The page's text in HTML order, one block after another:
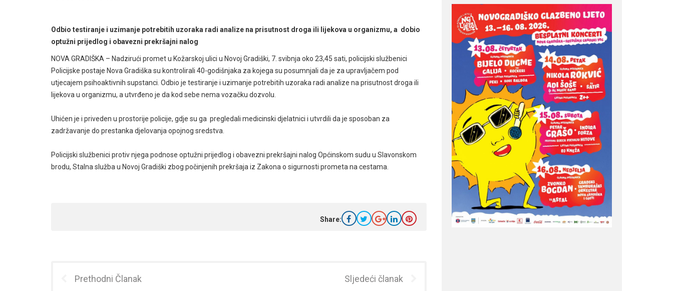
Odbio testiranje i uzimanje potrebitih uzoraka radi analize na prisutnost droga ili lijekova u organizmu, a dobio
optužni prijedlog i obavezni prekršajni nalog
NOVA GRADIŠKA – Nadzirući promet u Kožarskoj ulici u Novoj Gradiški, 7. svibnja oko 23,45 sati, policijski službenici
Policijske postaje Nova Gradiška su kontrolirali 40-godišnjaka za kojega su posumnjali da je za upravljačem pod
utjecajem psihoaktivnih supstanci. Odbio je testiranje i uzimanje potrebitih uzoraka radi analize na prisutnost droga ili
lijekova u organizmu, a utvrđeno je da kod sebe nema vozačku dozvolu.
Uhićen je i priveden u prostorije policije, gdje su ga pregledali medicinski djelatnici i utvrdili da je sposoban za
zadržavanje do prestanka djelovanja opojnog sredstva.
Policijski službenici protiv njega podnose optužni prijedlog i obavezni prekršajni nalog Općinskom sudu u Slavonskom
brodu, Stalna služba u Novoj Gradiški zbog počinjenih prekršaja iz Zakona o sigurnosti prometa na cestama.
Share:
Prethodni Članak Sljedeći članak